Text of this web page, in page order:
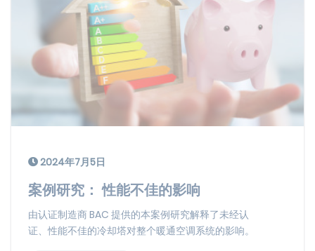
2024年7月5日
案例研究： 性能不佳的影响
由认证制造商 BAC 提供的本案例研究解释了未经认
证、性能不佳的冷却塔对整个暖通空调系统的影响。